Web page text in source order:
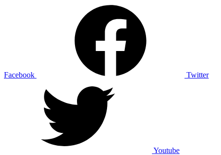
Facebook Twitter
Youtube